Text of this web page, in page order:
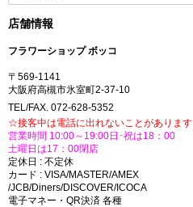
店舗情報
フラワーショップ ボッコ
〒569-1141
大阪府高槻市氷室町2-37-10
TEL/FAX. 072-628-5352
☆接客中は電話に出れないことがあります
営業時間 10:00～19:00日･祝は18：00
土曜日は17：00閉店
定休日 : 不定休
カード : VISA/MASTER/AMEX
/JCB/Diners/DISCOVER/ICOCA
電子マネー・QR決済 各種